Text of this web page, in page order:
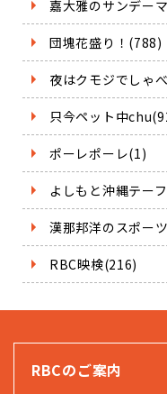
嘉大雅のサンデー
団塊花盛り！(788)
夜はクモジでしゃ
只今ペット中
ポーレポーレ(1)
よしもと沖縄テー
漢那邦洋のスポー
RBC映検(216)
RBCのご案内